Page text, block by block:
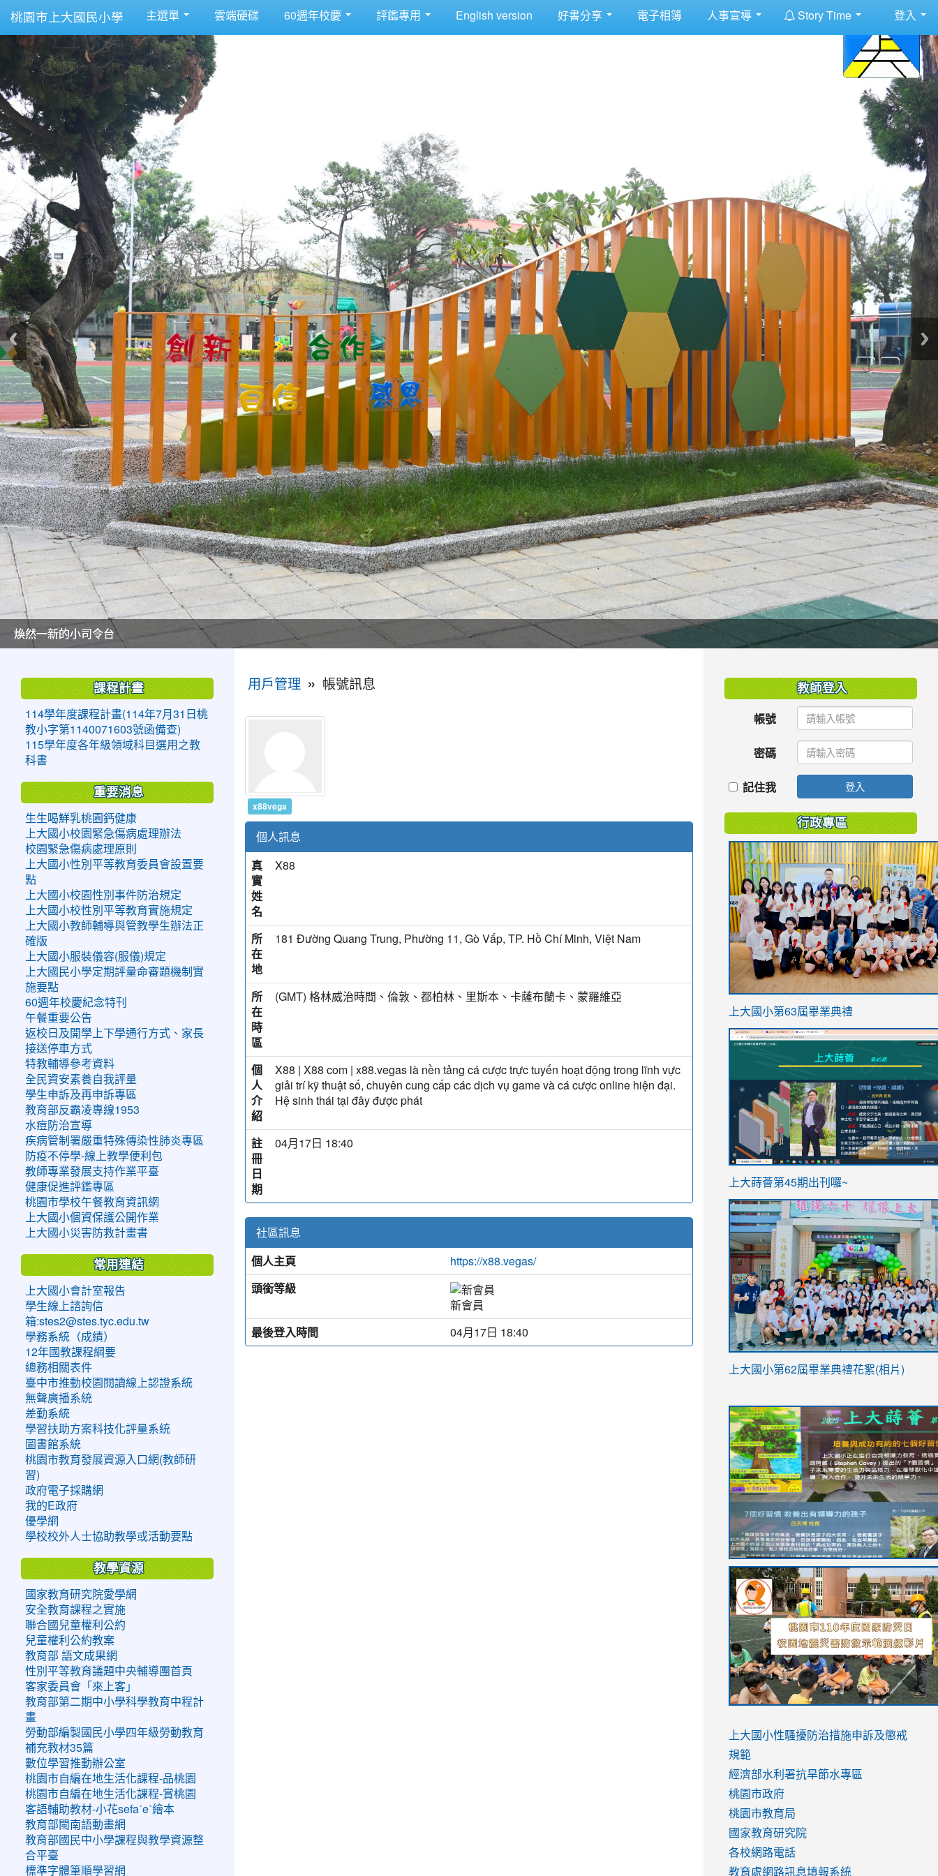
桃園市上大國民小學 主選單 雲端硬碟 60週年校慶 評鑑專用 English version 好書分享 電子相簿 人事宣導 Story Time 登入
美麗的操場是我們活力的來源
美麗的操場是我們活力的來源
煥然一新的小司令台
煥然一新的小司令台
富含桃園埤塘田園風光意象的中廊
富含桃園埤塘田園風光意象的中廊
嶄新的中庭廣場
嶄新的中庭廣場
水生池生生不息
水生池生生不息
用戶管理 » 帳號訊息
x88vega
個人訊息
真
實
姓
名
X88
所
在
地
181 Đường Quang Trung, Phường 11, Gò Vấp, TP. Hồ Chí Minh, Việt Nam
所
在
時
區
(GMT) 格林威治時間、倫敦、都柏林、里斯本、卡薩布蘭卡、蒙羅維亞
個
人
介
紹
X88 | X88 com | x88.vegas là nền tảng cá cược trực tuyến hoạt động trong lĩnh vực
giải trí kỹ thuật số, chuyên cung cấp các dịch vụ game và cá cược online hiện đại.
Hệ sinh thái tại đây được phát
註
冊
日
期
04月17日 18:40
社區訊息
個人主頁
https://x88.vegas/
頭銜等級
新會員
最後登入時間
04月17日 18:40
課程計畫
114學年度課程計畫(114年7月31日桃
教小字第1140071603號函備查)
115學年度各年級領域科目選用之教
科書
重要消息
生生喝鮮乳桃園鈣健康
上大國小校園緊急傷病處理辦法
校園緊急傷病處理原則
上大國小性別平等教育委員會設置要
點
上大國小校園性別事件防治規定
上大國小校性別平等教育實施規定
上大國小教師輔導與管教學生辦法正
確版
上大國小服裝儀容(服儀)規定
上大國民小學定期評量命審題機制實
施要點
60週年校慶紀念特刊
午餐重要公告
返校日及開學上下學通行方式、家長
接送停車方式
特教輔導參考資料
全民資安素養自我評量
學生申訴及再申訴專區
教育部反霸凌專線1953
水痘防治宣導
疾病管制署嚴重特殊傳染性肺炎專區
防疫不停學-線上教學便利包
教師專業發展支持作業平臺
健康促進評鑑專區
桃園市學校午餐教育資訊網
上大國小個資保護公開作業
上大國小災害防救計畫書
常用連結
上大國小會計室報告
學生線上諮詢信
箱:stes2@stes.tyc.edu.tw
學務系統（成績）
12年國教課程綱要
總務相關表件
臺中市推動校園閱讀線上認證系統
無聲廣播系統
差勤系統
學習扶助方案科技化評量系統
圖書館系統
桃園市教育發展資源入口網(教師研
習)
政府電子採購網
我的E政府
優學網
學校校外人士協助教學或活動要點
教學資源
國家教育研究院愛學網
安全教育課程之實施
聯合國兒童權利公約
兒童權利公約教案
教育部 語文成果網
性別平等教育議題中央輔導團首頁
客家委員會「來上客」
教育部第二期中小學科學教育中程計
畫
勞動部編製國民小學四年級勞動教育
補充教材35篇
數位學習推動辦公室
桃園市自編在地生活化課程-品桃園
桃園市自編在地生活化課程-賞桃園
客語輔助教材-小花sefaˊeˋ繪本
教育部閩南語動畫網
教育部國民中小學課程與教學資源整
合平臺
標準字體筆順學習網
教師登入
帳號
密碼
記住我 登入
行政專區
link
https://sites.google.com/stes.tyc.edu.tw/
上大國小第63屆畢業典禮
link
ink
https://sites.google.com/stes.tyc.edu.tw/
link
https://sites.google.com/stes.tyc.edu.tw/
上大蒔薈第45期出刊囉~
link
YfDQppRvyMk686kIw6SBbssEIZ6WnT/
usp=sharing
上大國小第62屆畢業典禮花絮(相片)
to
https://drive.google.com/file/d/1I-
YfDQppRvyMk686kIw6SBbssEIZ6WnT/
usp=sharing
to
https://sites.google.com/stes.tyc.edu.tw/
link
to
https://sites.google.com/stes.tyc.edu.tw/
link
to
https://drive.google.com/file/d/
usp=sharing
link
to
https://youtu.be/jJOMVWY3-
8M
link
to
https://drive.google.com/file/d/
usp=sharing
to
https://www.youtube.com/watch?
v=hC_gdZndU9s
to
https://www.youtube.com/watch?
v=hC_gdZndU9s
link
to
https://www.youtube.com/watch?
v=mfpNykQ0g4M
上大國小性騷擾防治措施申訴及懲戒
規範
經濟部水利署抗旱節水專區
桃園市政府
桃園市教育局
國家教育研究院
各校網路電話
教育處網路訊息填報系統